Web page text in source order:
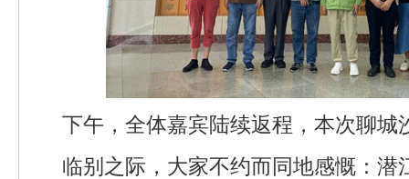
下午，全体嘉宾陆续返程，本次聊城
临别之际，大家不约而同地感慨：潜